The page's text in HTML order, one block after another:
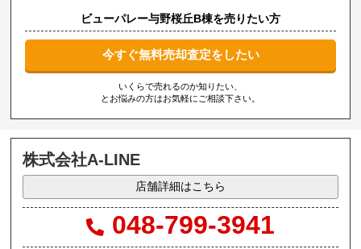
ビューパレー与野桜丘B棟を売りたい方
今すぐ無料売却査定をしたい
いくらで売れるのか知りたい、
とお悩みの方はお気軽にご相談下さい。
株式会社A-LINE
店舗詳細はこちら
048-799-3941